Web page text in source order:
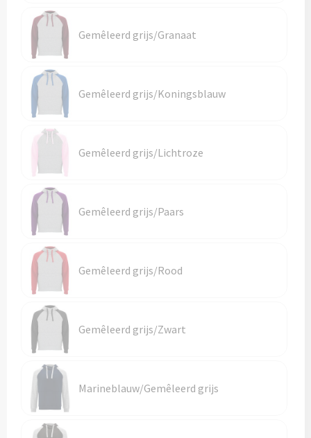
Reistassensets
Rugzakken
Schoenentassen
Schoudertassen
Sporttassen
Strandtassen
Tablettassen
Toilettassen
Waterbestendige tassen
Trolleys
Aktetassen
Goodiebags
Gemêleerd grijs/Granaat
Gemêleerd grijs/Koningsblauw
Gemêleerd grijs/Lichtroze
Gemêleerd grijs/Paars
Gemêleerd grijs/Rood
Gemêleerd grijs/Zwart
Marineblauw/Gemêleerd grijs